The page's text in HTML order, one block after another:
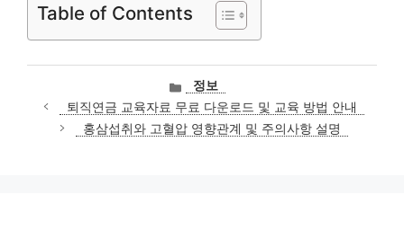
Table of Contents
카
테
고
리
정보
퇴직연금 교육자료 무료 다운로드 및 교육 방법 안내
홍삼섭취와 고혈압 영향관계 및 주의사항 설명